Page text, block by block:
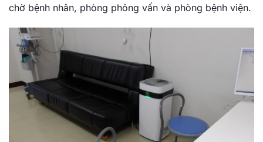
chờ bệnh nhân, phòng phỏng vấn và phòng bệnh viện.